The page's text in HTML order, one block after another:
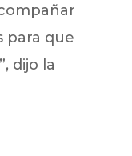
para que
dijo la